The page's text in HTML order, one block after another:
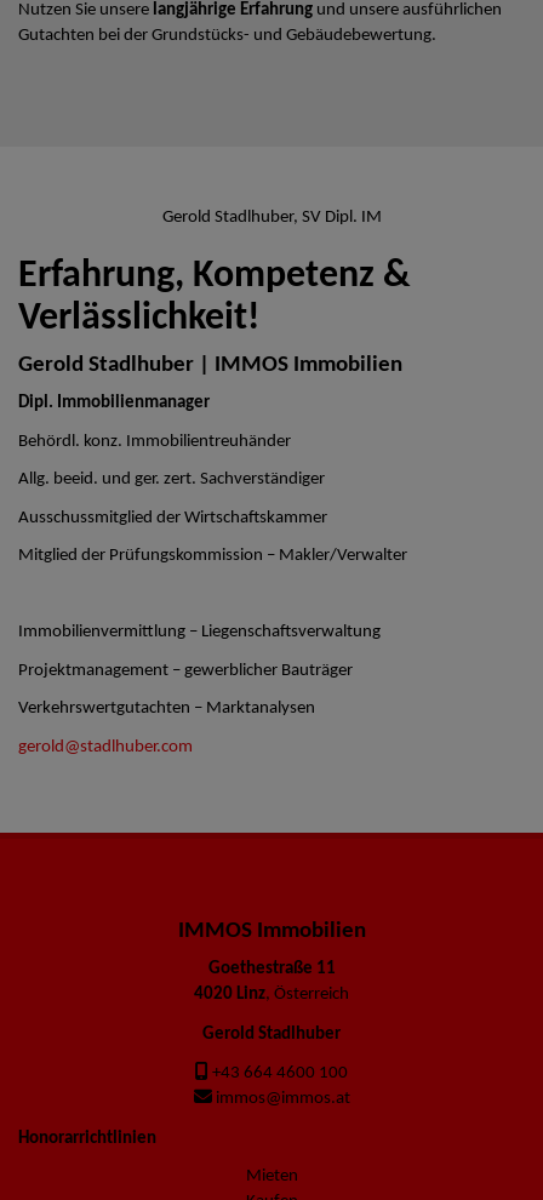
Nutzen Sie unsere langjährige Erfahrung und unsere ausführlichen
Gutachten bei der Grundstücks- und Gebäudebewertung.
Gerold Stadlhuber, SV Dipl. IM
Erfahrung, Kompetenz &
Verlässlichkeit!
Gerold Stadlhuber | IMMOS Immobilien
Dipl. Immobilienmanager
Behördl. konz. Immobilientreuhänder
Allg. beeid. und ger. zert. Sachverständiger
Ausschussmitglied der Wirtschaftskammer
Mitglied der Prüfungskommission – Makler/Verwalter
Immobilienvermittlung – Liegenschaftsverwaltung
Projektmanagement – gewerblicher Bauträger
Verkehrswertgutachten – Marktanalysen
gerold@stadlhuber.com
IMMOS Immobilien
Goethestraße 11
4020 Linz, Österreich
Gerold Stadlhuber
+43 664 4600 100
immos@immos.at
Honorarrichtlinien
Mieten